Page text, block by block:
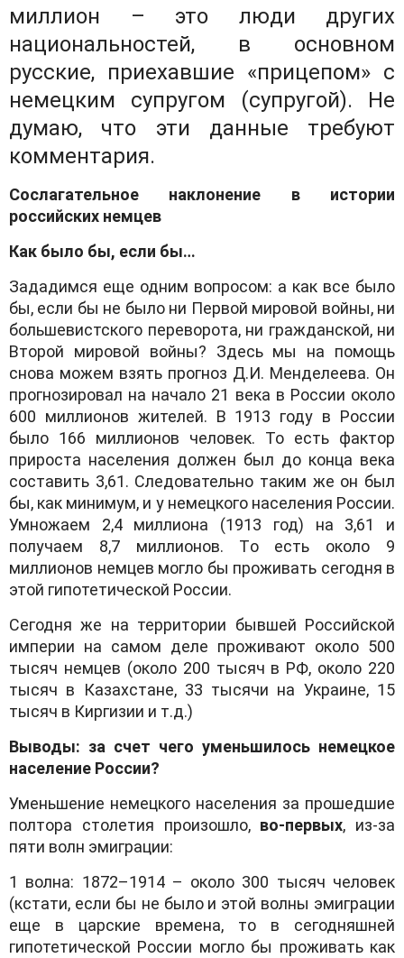
миллион – это люди других
национальностей, в основном
русские, приехавшие «прицепом» с
немецким супругом (супругой). Не
думаю, что эти данные требуют
комментария.
Сослагательное наклонение в истории
российских немцев
Как было бы, если бы…
Зададимся еще одним вопросом: а как все было
бы, если бы не было ни Первой мировой войны, ни
большевистского переворота, ни гражданской, ни
Второй мировой войны? Здесь мы на помощь
снова можем взять прогноз Д.И. Менделеева. Он
прогнозировал на начало 21 века в России около
600 миллионов жителей. В 1913 году в России
было 166 миллионов человек. То есть фактор
прироста населения должен был до конца века
составить 3,61. Следовательно таким же он был
бы, как минимум, и у немецкого населения России.
Умножаем 2,4 миллиона (1913 год) на 3,61 и
получаем 8,7 миллионов. То есть около 9
миллионов немцев могло бы проживать сегодня в
этой гипотетической России.
Сегодня же на территории бывшей Российской
империи на самом деле проживают около 500
тысяч немцев (около 200 тысяч в РФ, около 220
тысяч в Казахстане, 33 тысячи на Украине, 15
тысяч в Киргизии и т.д.)
Выводы: за счет чего уменьшилось немецкое
население России?
Уменьшение немецкого населения за прошедшие
полтора столетия произошло, во-первых, из-за
пяти волн эмиграции:
1 волна: 1872–1914 – около 300 тысяч человек
(кстати, если бы не было и этой волны эмиграции
еще в царские времена, то в сегодняшней
гипотетической России могло бы проживать как